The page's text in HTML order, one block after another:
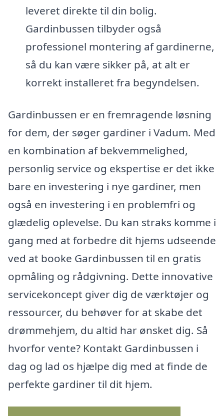
leveret direkte til din bolig.
Gardinbussen tilbyder også
professionel montering af gardinerne,
så du kan være sikker på, at alt er
korrekt installeret fra begyndelsen.
Gardinbussen er en fremragende løsning
for dem, der søger gardiner i Vadum. Med
en kombination af bekvemmelighed,
personlig service og ekspertise er det ikke
bare en investering i nye gardiner, men
også en investering i en problemfri og
glædelig oplevelse. Du kan straks komme i
gang med at forbedre dit hjems udseende
ved at booke Gardinbussen til en gratis
opmåling og rådgivning. Dette innovative
servicekoncept giver dig de værktøjer og
ressourcer, du behøver for at skabe det
drømmehjem, du altid har ønsket dig. Så
hvorfor vente? Kontakt Gardinbussen i
dag og lad os hjælpe dig med at finde de
perfekte gardiner til dit hjem.